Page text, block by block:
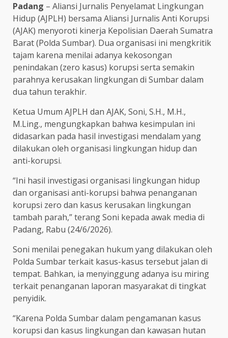
Padang – Aliansi Jurnalis Penyelamat Lingkungan
Hidup (AJPLH) bersama Aliansi Jurnalis Anti Korupsi
(AJAK) menyoroti kinerja Kepolisian Daerah Sumatra
Barat (Polda Sumbar). Dua organisasi ini mengkritik
tajam karena menilai adanya kekosongan
penindakan (zero kasus) korupsi serta semakin
parahnya kerusakan lingkungan di Sumbar dalam
dua tahun terakhir.
Ketua Umum AJPLH dan AJAK, Soni, S.H., M.H.,
M.Ling., mengungkapkan bahwa kesimpulan ini
didasarkan pada hasil investigasi mendalam yang
dilakukan oleh organisasi lingkungan hidup dan
anti-korupsi.
“Ini hasil investigasi organisasi lingkungan hidup
dan organisasi anti-korupsi bahwa penanganan
korupsi zero dan kasus kerusakan lingkungan
tambah parah,” terang Soni kepada awak media di
Padang, Rabu (24/6/2026).
Soni menilai penegakan hukum yang dilakukan oleh
Polda Sumbar terkait kasus-kasus tersebut jalan di
tempat. Bahkan, ia menyinggung adanya isu miring
terkait penanganan laporan masyarakat di tingkat
penyidik.
“Karena Polda Sumbar dalam pengamanan kasus
korupsi dan kasus lingkungan dan kawasan hutan